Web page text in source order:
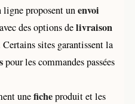
proposent unenvoi
des options delivraison
sites garantissent la
pour les commandes passées
uneficheproduit et les